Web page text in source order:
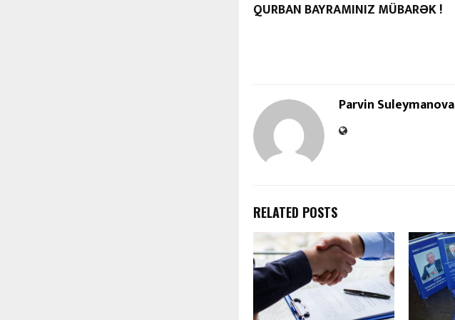
QURBAN BAYRAMINIZ MÜBARƏK !
Parvin Suleymanova
RELATED POSTS